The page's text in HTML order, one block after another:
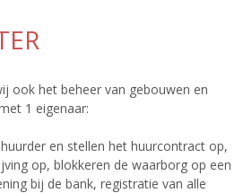
ook het beheer van gebouwen en
1 eigenaar:
en stellen het huurcontract op,
op, blokkeren de waarborg op een
bij de bank, registratie van alle